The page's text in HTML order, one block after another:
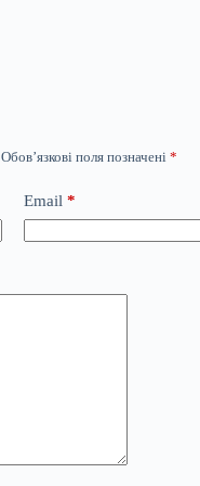
Обов’язкові поля позначені *
Email *